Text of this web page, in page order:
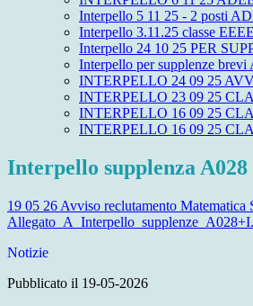
Interpello 5 11 25 - 2 posti
Interpello 3.11.25 classe EEEE
Interpello 24 10 25 PER
Interpello per supplenze
INTERPELLO 24 09 25
INTERPELLO 23 09 25
INTERPELLO 16 09 25
INTERPELLO 16 09 25
Interpello supplenza A028
19 05 26 Avviso reclutamento Matematica
Notizie
Pubblicato il 19-05-2026